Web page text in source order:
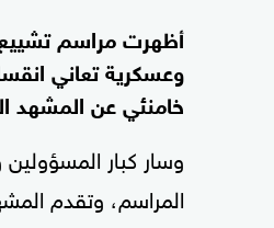
أظهرت مراسم تشييع
وعسكرية تعاني
خامنئي عن المشهد
وسار كبار
المراسم، وتقدم